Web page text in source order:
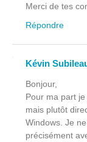
Merci de tes
Répondre
Kévin
Bonjour,
Pour ma part
mais plutôt
Windows. Je
précisément